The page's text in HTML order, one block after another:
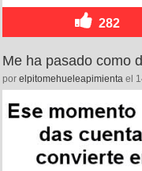
282
Me ha pasado como
por elpitomehueleapimienta el